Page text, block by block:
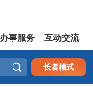
办事服务 互动交流
 长者模式